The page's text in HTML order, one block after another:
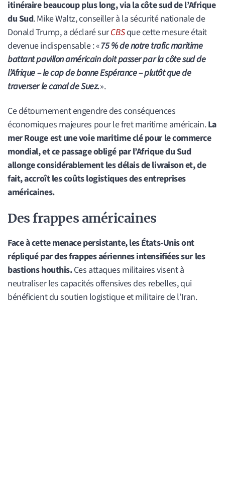
itinéraire beaucoup plus long, via la côte sud de l’Afrique
du Sud. Mike Waltz, conseiller à la sécurité nationale de
Donald Trump, a déclaré surCBSque cette mesure était
devenue indispensable : «75 % de notre trafic maritime
battant pavillon américain doit passer par la côte sud de
l’Afrique – le cap de bonne Espérance – plutôt que de
traverser le canal de Suez.».
Ce détournement engendre des conséquences
économiques majeures pour le fret maritime américain.La
mer Rouge est une voie maritime clé pour le commerce
mondial, et ce passage obligé par l’Afrique du Sud
allonge considérablement les délais de livraison et, de
fait, accroît les coûts logistiques des entreprises
américaines.
Des frappes américaines
Face à cette menace persistante, les États-Unis ont
répliqué par des frappes aériennes intensifiées sur les
bastions houthis.Ces attaques militaires visent à
neutraliser les capacités offensives des rebelles, qui
bénéficient du soutien logistique et militaire de l’Iran.